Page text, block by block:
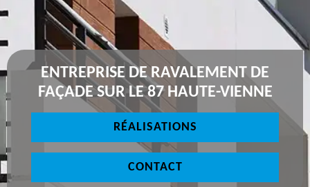
ENTREPRISE DE RAVALEMENT DE
FAÇADE SUR LE 87 HAUTE-VIENNE
RÉALISATIONS
CONTACT